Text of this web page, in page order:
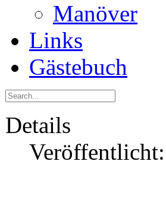
Manöver
Links
Gästebuch
Details